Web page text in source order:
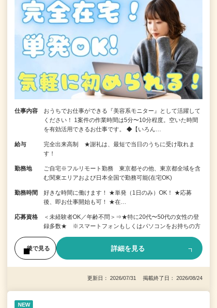
仕事内容
おうちでお仕事ができる『美容系モニター』として活躍して
ください！ 1案件の作業時間は5分〜10分程度。空いた時間
を有効活用できるお仕事です。 ◆【いろん…
給与
完全出来高制 ★謝礼は、最短で当日のうちに受け取れま
す！
勤務地
ご自宅※フルリモート勤務 東京都その他、東京都全域を含
む関東エリアおよび日本全国で勤務可能(在宅OK)
勤務時間
好きな時間に働けます！ ★単発（1日のみ）OK！ ★応募
後、即お仕事開始も可！ ★在…
応募資格
＜未経験者OK／年齢不問＞⇒★特に20代〜50代の女性の登
録多数★ ※スマートフォンもしくはパソコンをお持ちの方
後で見る 詳細を見る
更新日： 2026/07/31 掲載終了日： 2026/08/24
NEW